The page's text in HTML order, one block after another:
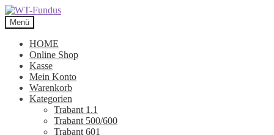
Zur
Navigation
springen
Zum
Inhalt
springen
Menü
HOME
Online Shop
Kasse
Mein Konto
Warenkorb
Kategorien
Trabant 1.1
Trabant 500/600
Trabant 601